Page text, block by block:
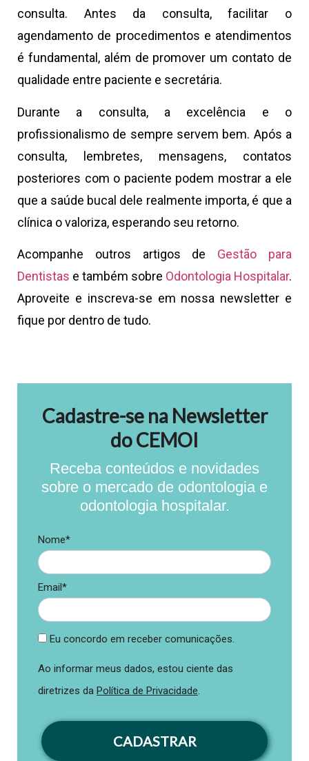
consulta. Antes da consulta, facilitar o
agendamento de procedimentos e atendimentos
é fundamental, além de promover um contato de
qualidade entre paciente e secretária.
Durante a consulta, a excelência e o
profissionalismo de sempre servem bem. Após a
consulta, lembretes, mensagens, contatos
posteriores com o paciente podem mostrar a ele
que a saúde bucal dele realmente importa, é que a
clínica o valoriza, esperando seu retorno.
Acompanhe outros artigos de Gestão para
Dentistas e também sobre Odontologia Hospitalar.
Aproveite e inscreva-se em nossa newsletter e
fique por dentro de tudo.
Cadastre-se na Newsletter
do CEMOI
Receba conteúdos e novidades
sobre o mercado de odontologia e
odontologia hospitalar.
Nome*
Email*
Eu concordo em receber comunicações.
Ao informar meus dados, estou ciente das
diretrizes da Política de Privacidade
CADASTRAR